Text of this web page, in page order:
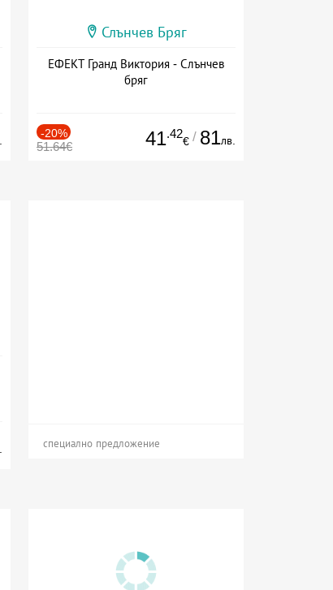
Слънчев Бряг
ЕФЕКТ Гранд Виктория - Слънчев
бряг
-20%
51.64€ 41.42
€ / 81лв.
специално предложение